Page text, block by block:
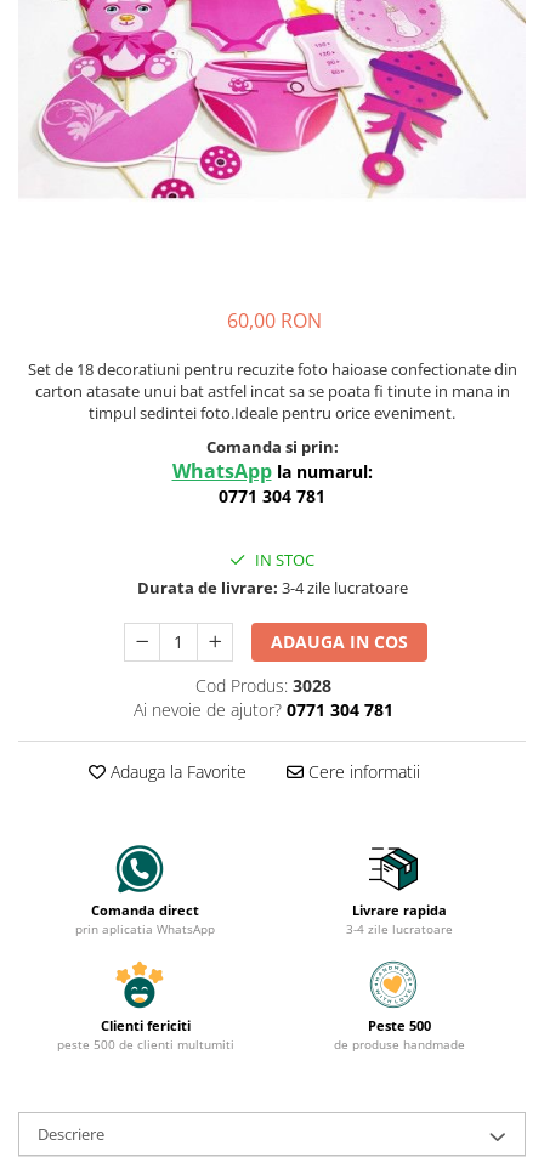
Meniuri & nr de BOTEZ
Plicuri si cartoane pentru INVITATII
TAVA pentru MOT
Cruciulite de BOTEZ
Invitatii BANCHET
Pahare Miri & Nasi
Cocarde nunta
Inmormatare/pomana
Meniuri pentru NUNTA
Decoratiuni NUNTA
60,00 RON
Set de 18 decoratiuni pentru recuzite foto haioase confectionate din
carton atasate unui bat astfel incat sa se poata fi tinute in mana in
timpul sedintei foto.Ideale pentru orice eveniment.
Comanda si prin:
WhatsApp la numarul:
0771 304 781
IN STOC
Durata de livrare: 3-4 zile lucratoare
ADAUGA IN COS
Cod Produs: 3028
Ai nevoie de ajutor? 0771 304 781
Adauga la Favorite Cere informatii
Comanda direct
prin aplicatia WhatsApp
Livrare rapida
3-4 zile lucratoare
Clienti fericiti
peste 500 de clienti multumiti
Peste 500
de produse handmade
Descriere